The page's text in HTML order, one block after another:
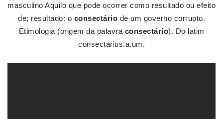
masculino Aquilo que pode ocorrer como resultado ou efeito
de; resultado: o consectário de um governo corrupto.
Etimologia (origem da palavra consectário). Do latim
consectarius.a.um.